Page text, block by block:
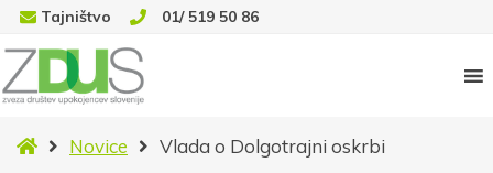
Tajništvo 01/ 519 50 86
DomovNovice Vlada o Dolgotrajni oskrbi